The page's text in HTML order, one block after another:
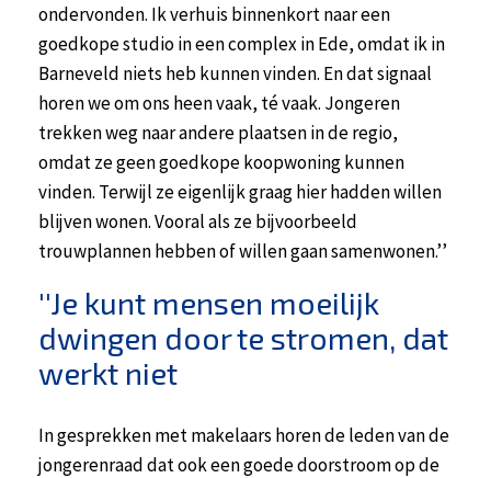
ondervonden. Ik verhuis binnenkort naar een
goedkope studio in een complex in Ede, omdat ik in
Barneveld niets heb kunnen vinden. En dat signaal
horen we om ons heen vaak, té vaak. Jongeren
trekken weg naar andere plaatsen in de regio,
omdat ze geen goedkope koopwoning kunnen
vinden. Terwijl ze eigenlijk graag hier hadden willen
blijven wonen. Vooral als ze bijvoorbeeld
trouwplannen hebben of willen gaan samenwonen.’’
''Je kunt mensen moeilijk
dwingen door te stromen, dat
werkt niet
In gesprekken met makelaars horen de leden van de
jongerenraad dat ook een goede doorstroom op de